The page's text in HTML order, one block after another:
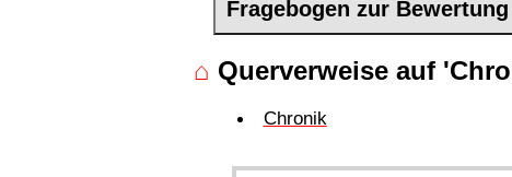
Fragebogen zur
⌂ Querverweise auf
Chronik